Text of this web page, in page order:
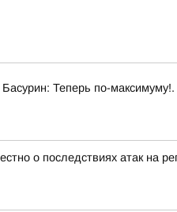
Теперь по-
о последствиях атак на